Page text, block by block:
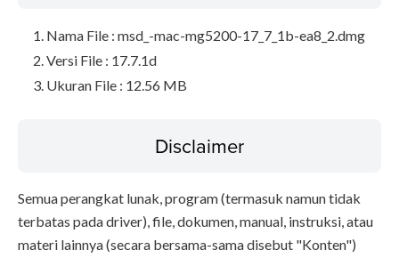
Nama File : msd_-mac-mg5200-17_7_1b-ea8_2.dmg
Versi File : 17.7.1d
Ukuran File : 12.56 MB
Disclaimer
Semua perangkat lunak, program (termasuk namun tidak
terbatas pada driver), file, dokumen, manual, instruksi, atau
materi lainnya (secara bersama-sama disebut "Konten")